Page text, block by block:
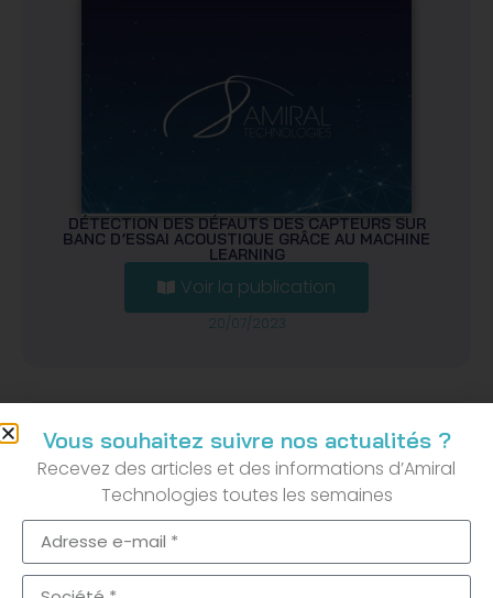
DÉTECTION DES DÉFAUTS DES CAPTEURS SUR
BANC D’ESSAI ACOUSTIQUE GRÂCE AU MACHINE
LEARNING
Voir la publication
Remplissez le formulaire ci-dessous pour
télécharger la publication :
20/07/2023
Vous souhaitez suivre nos actualités ?
Recevez des articles et des informations d’Amiral
Technologies toutes les semaines